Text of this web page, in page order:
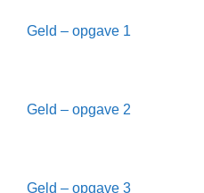
Geld – opgave 1
Geld – opgave 2
Geld – opgave 3